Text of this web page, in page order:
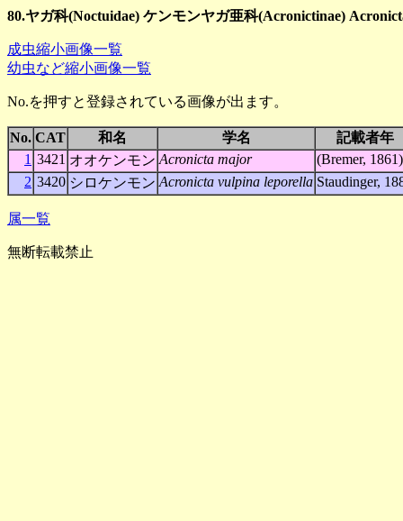
80.ヤガ科(Noctuidae) ケンモンヤガ亜科(Acronictinae)
成虫縮小画像一覧
幼虫など縮小画像一覧
No.を押すと登録されている画像が出ます。
No. CAT 和名 学名
記載者年
1 3421 オオケンモン Acronicta major
(Bremer, 1861)
2 3420 シロケンモン Acronicta vulpina leporella Staudinger,
属一覧
無断転載禁止